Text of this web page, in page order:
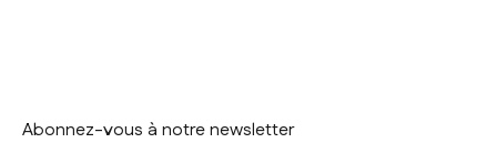
Abonnez-vous à notre newsletter